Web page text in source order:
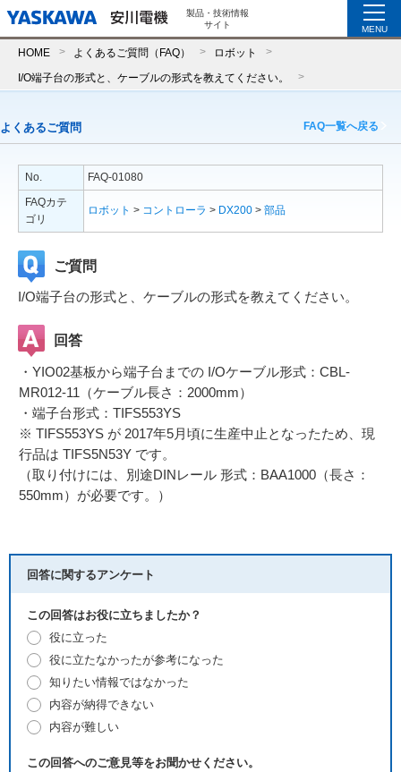
製品・技術情報
サイト
MENU
HOME よくあるご質問（FAQ） ロボット
I/O端子台の形式と、ケーブルの形式を教えてください。
よくあるご質問 FAQ一覧へ戻る
No.
FAQ-01080
FAQカテ
ゴリ
ロボット > コントローラ > DX200 > 部品
ご質問
I/O端子台の形式と、ケーブルの形式を教えてください。
回答
・YIO02基板から端子台までの I/Oケーブル形式：CBL-
MR012-11（ケーブル長さ：2000mm）
・端子台形式：TIFS553YS
※ TIFS553YS が 2017年5月頃に生産中止となったため、現
行品は TIFS5N53Y です。
（取り付けには、別途DINレール 形式：BAA1000（長さ：
550mm）が必要です。）
回答に関するアンケート
この回答はお役に立ちましたか？
役に立った
役に立たなかったが参考になった
知りたい情報ではなかった
内容が納得できない
内容が難しい
この回答へのご意見等をお聞かせください。